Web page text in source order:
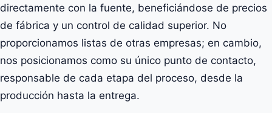
directamente con la fuente, beneficiándose de precios
de fábrica y un control de calidad superior. No
proporcionamos listas de otras empresas; en cambio,
nos posicionamos como su único punto de contacto,
responsable de cada etapa del proceso, desde la
producción hasta la entrega.